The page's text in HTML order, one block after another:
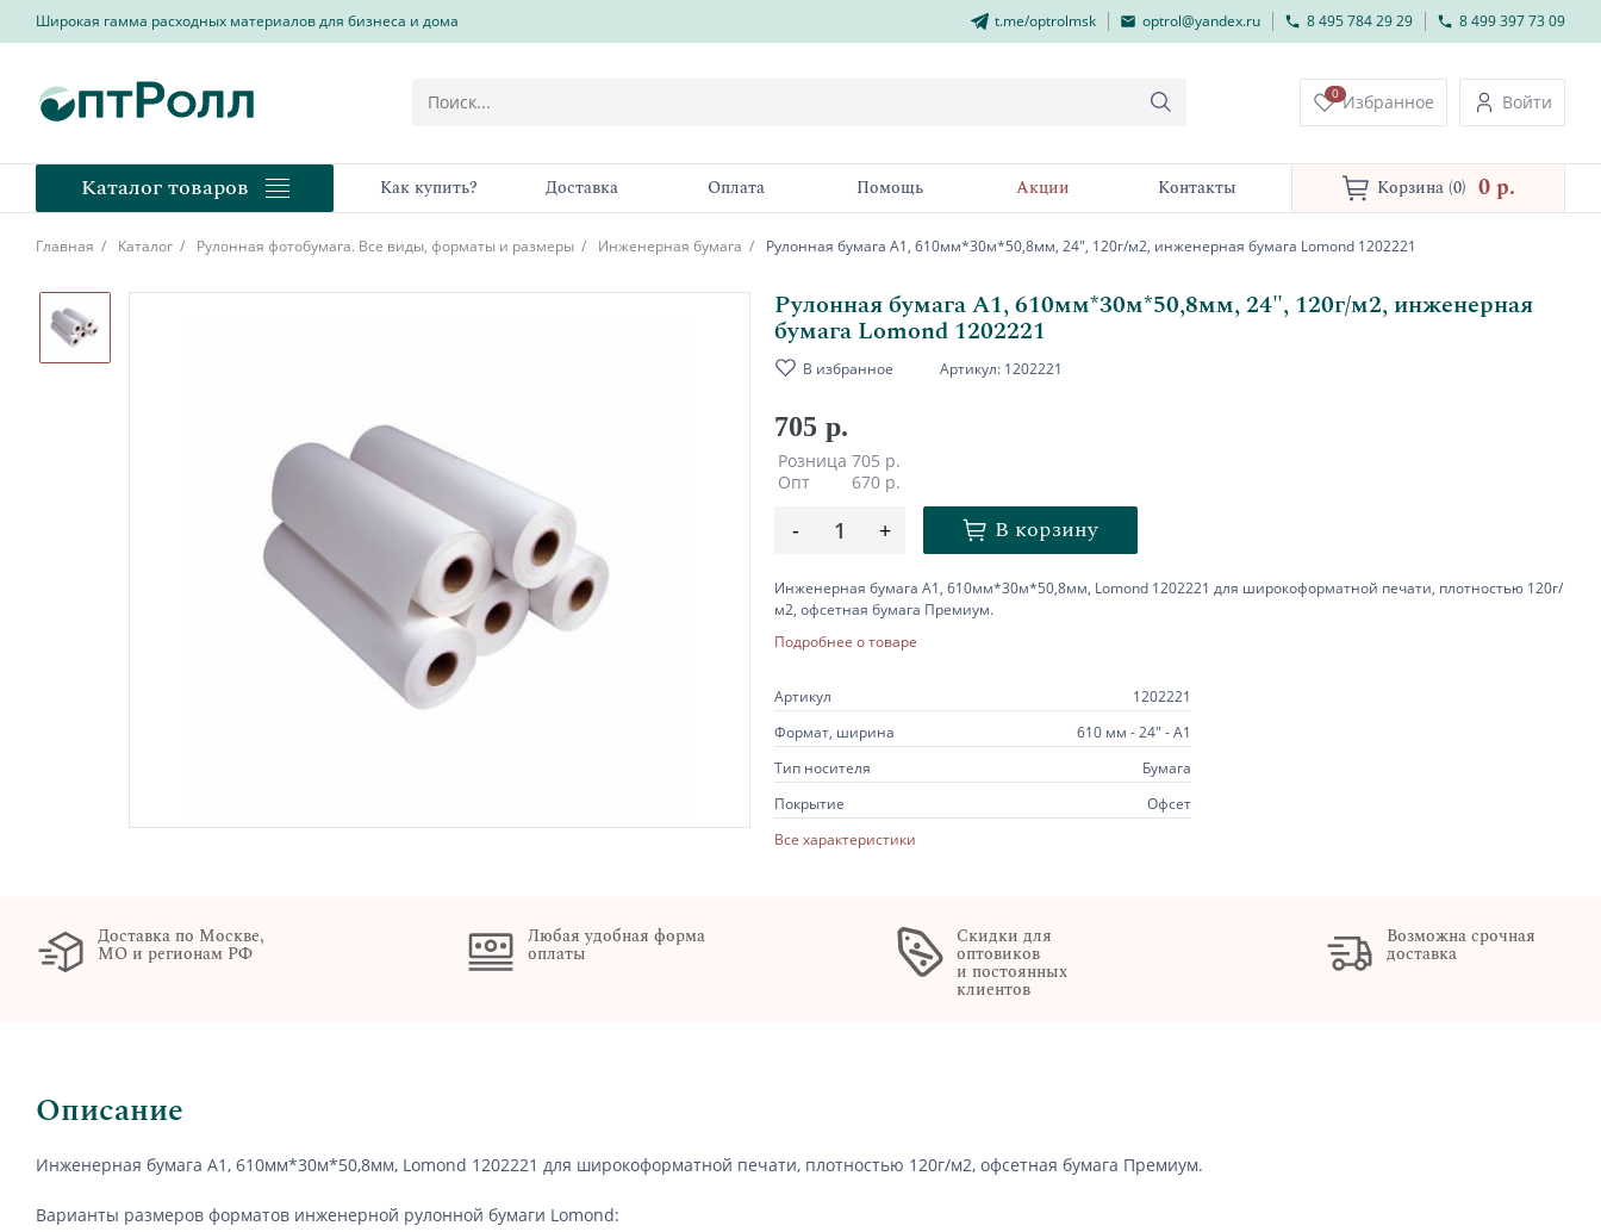
Широкая гамма расходных материалов для бизнеса и дома t.me/optrolmsk optrol@yandex.ru 8 495 784 29 29 8 499 397 73 09
0 Избранное Войти
Каталог товаров Как купить? Доставка Оплата Помощь Акции Контакты Корзина (0) 0 p.
Главная Каталог Рулонная фотобумага. Все виды, форматы и размеры Инженерная бумага Рулонная бумага А1, 610мм*30м*50,8мм, 24", 120г/м2, инженерная бумага Lomond 1202221
Рулонная бумага А1, 610мм*30м*50,8мм, 24", 120г/м2, инженерная
бумага Lomond 1202221
В избранное Артикул: 1202221
705 р.
Розница 705 р.
Опт
670 р.
- 1 + В корзину
Инженерная бумага А1, 610мм*30м*50,8мм, Lomond 1202221 для широкоформатной печати, плотностью 120г/
м2, офсетная бумага Премиум.
Подробнее о товаре
Артикул
1202221
Формат, ширина
610 мм - 24" - А1
Тип носителя
Бумага
Покрытие
Офсет
Все характеристики
Доставка по Москве,
МО и регионам РФ
Любая удобная форма
оплаты
Скидки для
оптовиков
и постоянных
клиентов
Возможна срочная
доставка
Описание
Инженерная бумага А1, 610мм*30м*50,8мм, Lomond 1202221 для широкоформатной печати, плотностью 120г/м2, офсетная бумага Премиум.
Варианты размеров форматов инженерной рулонной бумаги Lomond: